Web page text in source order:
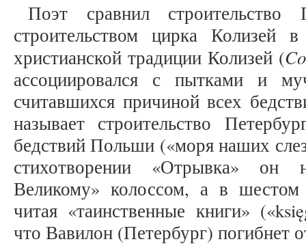
Поэт сравнил
строительством цирка
христианской традиции Колизей (
ассоциировался с пытками и
считавшихся причиной всех
называет строительство
бедствий Польши («моря наших
стихотворении «Отрывка» он
Великому» колоссом, а в шестом
читая «таинственные книги»
что Вавилон (Петербург) погибнет